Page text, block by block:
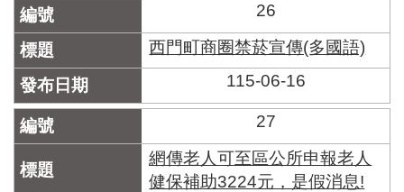
26
西門町商圈禁菸宣傳(多國語)
115-06-16
27
網傳老人可至區公所申報老人
健保補助3224元，是假消息!